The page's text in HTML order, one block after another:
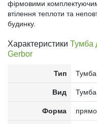
фірмовими
втілення теплоти та
будинку.
Характеристики Тумба
Gerbor
Тип Тумба
Вид Тумба
Форма